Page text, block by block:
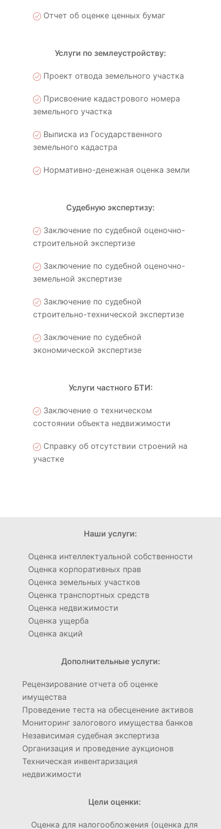
Отчет об оценке ценных бумаг
Услуги по землеустройству:
Проект отвода земельного участка
Присвоение кадастрового номера
земельного участка
Выписка из Государственного
земельного кадастра
Нормативно-денежная оценка земли
Судебную экспертизу:
Заключение по судебной оценочно-
строительной экспертизе
Заключение по судебной оценочно-
земельной экспертизе
Заключение по судебной
строительно-технической экспертизе
Заключение по судебной
экономической экспертизе
Услуги частного БТИ:
Заключение о техническом
состоянии объекта недвижимости
Справку об отсутствии строений на
участке
Наши услуги:
Оценка интеллектуальной собственности
Оценка корпоративных прав
Оценка земельных участков
Оценка транспортных средств
Оценка недвижимости
Оценка ущерба
Оценка акций
Дополнительные услуги:
Рецензирование отчета об оценке
имущества
Проведение теста на обесценение активов
Мониторинг залогового имущества банков
Независимая судебная экспертиза
Организация и проведение аукционов
Техническая инвентаризация
недвижимости
Цели оценки:
Оценка для налогообложения (оценка для